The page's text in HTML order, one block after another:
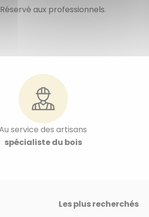
aux professionnels.
service des artisans
spécialiste du bois
Les plus recherchés